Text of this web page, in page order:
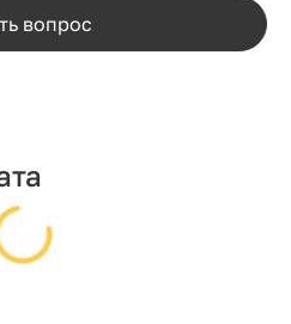
вопрос